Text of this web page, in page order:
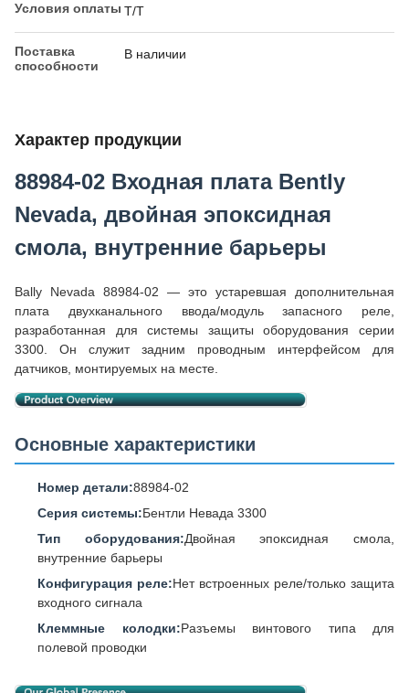
Условия оплаты Т/Т
Поставка
способности
В наличии
Характер продукции
88984-02 Входная плата Bently
Nevada, двойная эпоксидная
смола, внутренние барьеры
Bally Nevada 88984-02 — это устаревшая дополнительная
плата двухканального ввода/модуль запасного реле,
разработанная для системы защиты оборудования серии
3300. Он служит задним проводным интерфейсом для
датчиков, монтируемых на месте.
Основные характеристики
Номер детали:88984-02
Серия системы:Бентли Невада 3300
Тип оборудования:Двойная эпоксидная смола,
внутренние барьеры
Конфигурация реле:Нет встроенных реле/только защита
входного сигнала
Клеммные колодки:Разъемы винтового типа для
полевой проводки